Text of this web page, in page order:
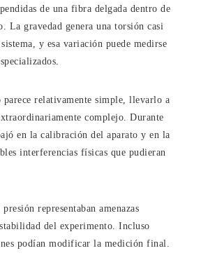
de una fibra delgada dentro de
La gravedad genera una torsión casi
y esa variación puede medirse
parece relativamente simple, llevarlo a
complejo. Durante
en la calibración del aparato y en la
interferencias físicas que pudieran
representaban amenazas
del experimento. Incluso
podían modificar la medición final.